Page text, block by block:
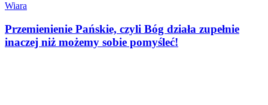
Wiara
Przemienienie Pańskie, czyli Bóg działa zupełnie
inaczej niż możemy sobie pomyśleć!